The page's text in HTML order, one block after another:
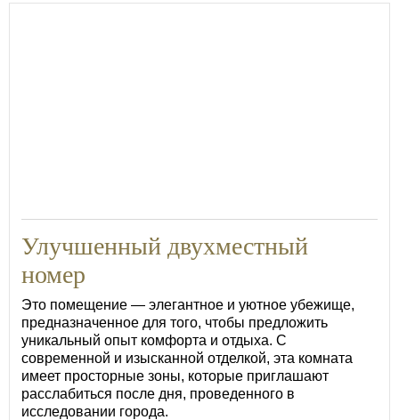
Улучшенный двухместный
номер
Это помещение — элегантное и уютное убежище,
предназначенное для того, чтобы предложить
уникальный опыт комфорта и отдыха. С
современной и изысканной отделкой, эта комната
имеет просторные зоны, которые приглашают
расслабиться после дня, проведенного в
исследовании города.